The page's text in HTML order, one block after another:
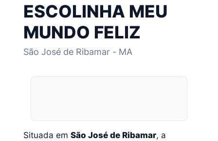
ESCOLINHA MEU
MUNDO FELIZ
São José de Ribamar - MA
Situada em São José de Ribamar, a